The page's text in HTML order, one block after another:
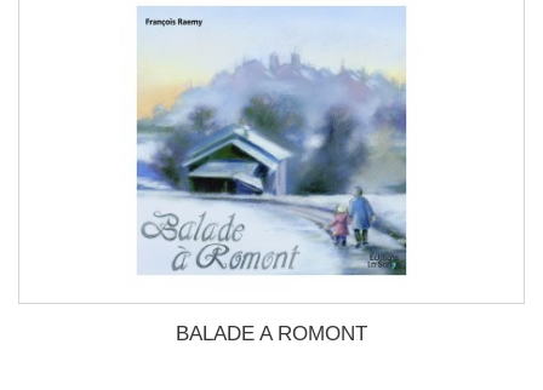
BALADE A ROMONT